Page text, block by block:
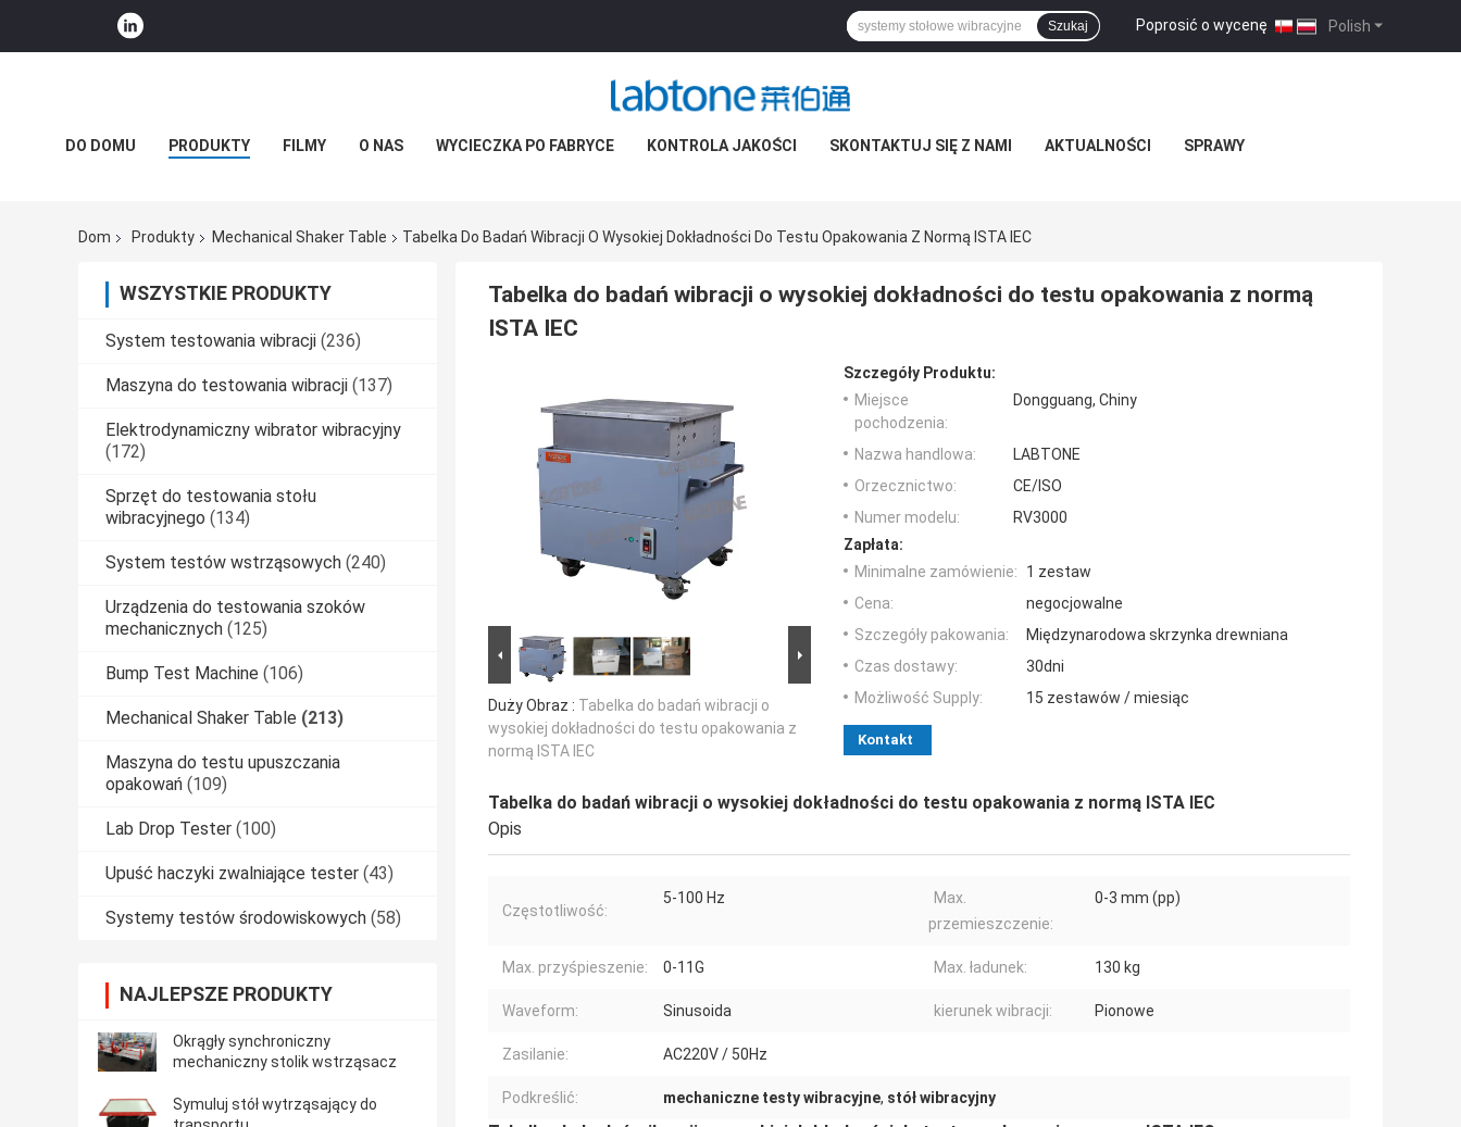
Polish
Poprosić o wycenę |
Szukaj
DO DOMU PRODUKTY FILMY O NAS WYCIECZKA PO FABRYCE KONTROLA JAKOŚCI SKONTAKTUJ SIĘ Z NAMI AKTUALNOŚCI SPRAWY
Dom Produkty Mechanical Shaker Table Tabelka Do Badań Wibracji O Wysokiej Dokładności Do Testu Opakowania Z Normą ISTA IEC
WSZYSTKIE PRODUKTY
System testowania wibracji (236)
Maszyna do testowania wibracji (137)
Elektrodynamiczny wibrator wibracyjny
(172)
Sprzęt do testowania stołu
wibracyjnego (134)
System testów wstrząsowych (240)
Urządzenia do testowania szoków
mechanicznych (125)
Bump Test Machine (106)
Mechanical Shaker Table (213)
Maszyna do testu upuszczania
opakowań (109)
Lab Drop Tester (100)
Upuść haczyki zwalniające tester (43)
Systemy testów środowiskowych (58)
NAJLEPSZE PRODUKTY
Okrągły synchroniczny
mechaniczny stolik wstrząsacz
Symuluj stół wytrząsający do
Tabelka do badań wibracji o wysokiej dokładności do testu opakowania z normą
ISTA IEC
Duży Obraz : Tabelka do badań wibracji o
wysokiej dokładności do testu opakowania z
normą ISTA IEC
Szczegóły Produktu:
Miejsce
pochodzenia:
Dongguang, Chiny
Nazwa handlowa:
LABTONE
Orzecznictwo:
CE/ISO
Numer modelu:
RV3000
Zapłata:
Minimalne zamówienie:
1 zestaw
Cena:
negocjowalne
Szczegóły pakowania:
Międzynarodowa skrzynka drewniana
Czas dostawy:
30dni
Możliwość Supply:
15 zestawów / miesiąc
Kontakt
Tabelka do badań wibracji o wysokiej dokładności do testu opakowania z normą ISTA IEC
Opis
Częstotliwość:
5-100 Hz
Max.
przemieszczenie:
0-3 mm (pp)
Max. przyśpieszenie: 0-11G Max. ładunek: 130 kg
Waveform: Sinusoida kierunek wibracji: Pionowe
Zasilanie: AC220V / 50Hz
Podkreślić: mechaniczne testy wibracyjne, stół wibracyjny